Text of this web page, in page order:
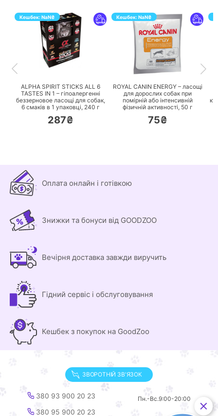
Кешбек:NaN₴
ПЕРЕЙТИ
ALPHA SPIRIT STICKS ALL 6
TASTES IN 1 – гіпоалергенні
беззерновое ласощі для собак,
6 смаків в 1 упаковці, 240 г
287₴
Кешбек:NaN₴
ПЕРЕЙТИ
ROYAL CANIN ENERGY – ласощі
для дорослих собак при
помірній або інтенсивній
фізичній активності, 50 г
75₴
Оплата онлайн і готівкою
Знижки та бонуси від GOODZOO
Вечірня доставка завжди виручить
Гідний сервіс і обслуговування
Кешбек з покупок на GoodZoo
ЗВОРОТНІЙ ЗВ'ЯЗОК
380 93 900 20 23
380 95 900 20 23
Пн.-Вс.9:00-20:00